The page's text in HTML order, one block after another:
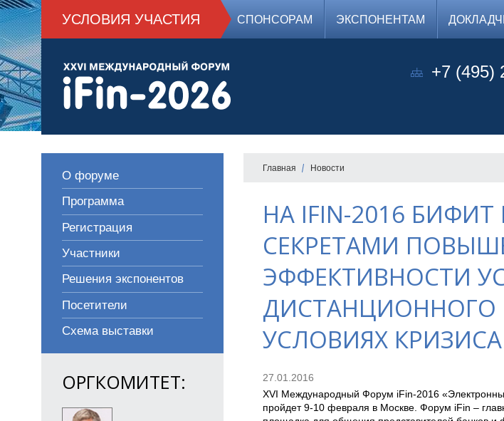
УСЛОВИЯ УЧАСТИЯ СПОНСОРАМ ЭКСПОНЕНТАМ
+7 (495)
О форуме
Программа
Регистрация
Участники
Решения экспонентов
Посетители
Схема выставки
ОРГКОМИТЕТ:
Главная Новости
НА IFIN-2016
СЕКРЕТАМИ
ЭФФЕКТИВНОСТИ
ДИСТАНЦИОННОГО
УСЛОВИЯХ КРИЗИСА
27.01.2016
XVI Международный Форум iFin-2016
пройдет 9-10 февраля в Москве. Форум iFin –